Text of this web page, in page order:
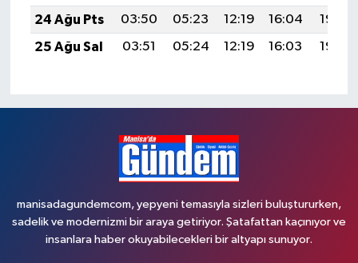
24 Ağu Pts
03:50 05:23 12:19 16:04
19:06
25 Ağu Sal
03:51 05:24 12:19 16:03 19:04
manisadagundemcom, yepyeni temasıyla sizleri buluştururken,
sadelik ve modernizmi bir araya getiriyor. Şatafattan kaçınıyor ve
insanlara haber okuyabilecekleri bir altyapı sunuyor.